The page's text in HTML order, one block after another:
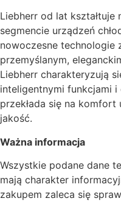
Liebherr od lat
segmencie urządzeń
nowoczesne technologie
przemyślanym,
Liebherr charakteryzują
inteligentnymi funkcjami i
przekłada się na komfort
jakość.
Ważna informacja
Wszystkie podane dane
mają charakter
zakupem zaleca się